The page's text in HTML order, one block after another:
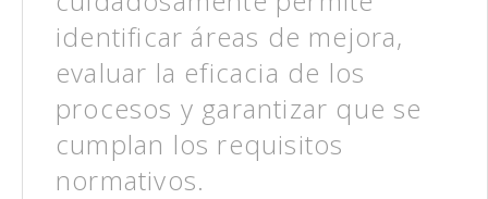
identificar áreas de mejora,
evaluar la eficacia de los
procesos y garantizar que se
cumplan los requisitos
normativos.